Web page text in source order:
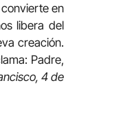
convierte en
libera del
creación.
Padre,
4 de